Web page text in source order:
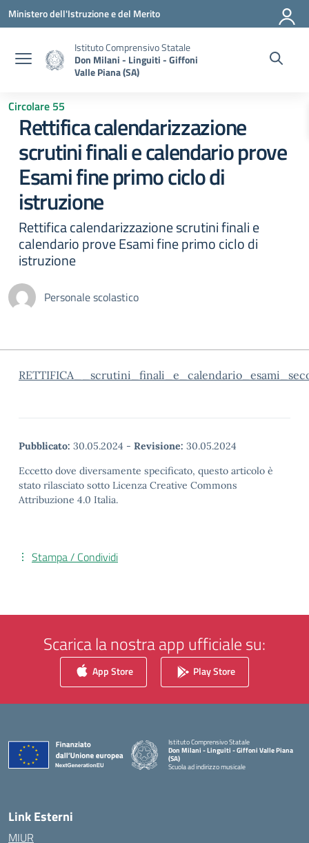
Vai ai contenuti
Vai al menu di navigazione
Vai al footer
Ministero dell'Istruzione e del Merito
Istituto Comprensivo Statale
Don Milani - Linguiti - Giffoni
Valle Piana (SA)
Circolare 55
Rettifica calendarizzazione
scrutini finali e calendario prove
Esami fine primo ciclo di
istruzione
Rettifica calendarizzazione scrutini finali e
calendario prove Esami fine primo ciclo di
istruzione
Personale scolastico
Pubblicato: 30.05.2024 - Revisione: 30.05.2024
Eccetto dove diversamente specificato, questo articolo è
stato rilasciato sotto Licenza Creative Commons
Attribuzione 4.0 Italia.
Stampa / Condividi
Scarica la nostra app ufficiale su:
App Store Play Store
Istituto Comprensivo Statale
Don Milani - Linguiti - Giffoni Valle Piana
(SA)
Scuola ad indirizzo musicale
Link Esterni
MIUR